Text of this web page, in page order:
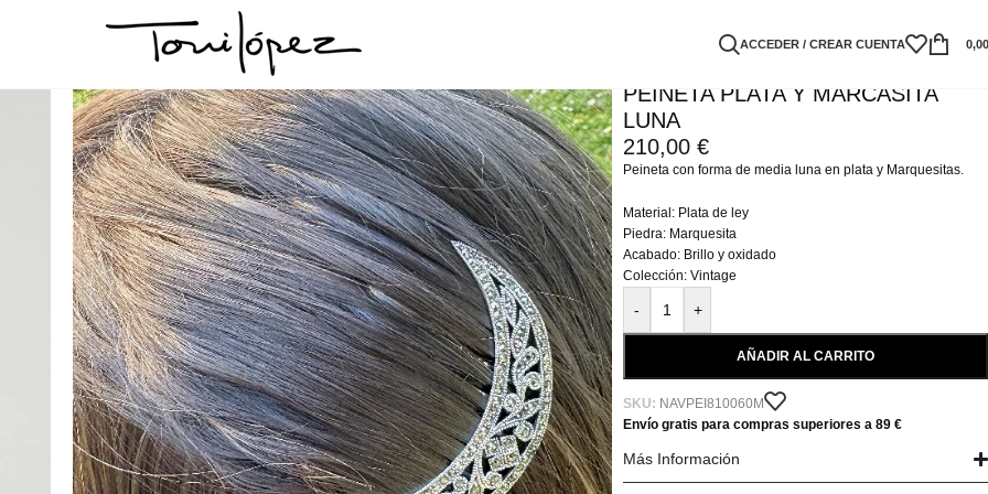
ACCEDER / CREAR CUENTA
PEINETA PLATA Y MARCASITA
LUNA
210,00 €
Peineta con forma de media luna en plata y Marquesitas.
Material: Plata de ley
Piedra: Marquesita
Acabado: Brillo y oxidado
Colección: Vintage
- +
AÑADIR AL CARRITO
SKU: NAVPEI810060M
Envío gratis para compras superiores a 89 €
Más Información